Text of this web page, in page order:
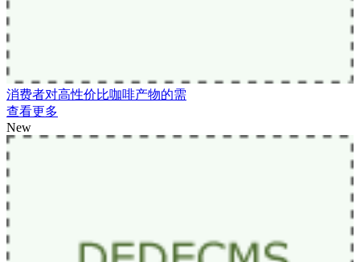
消费者对高性价比咖啡产物的需
查看更多
New